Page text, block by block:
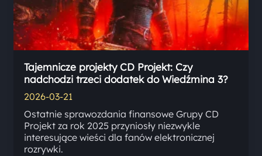
Tajemnicze projekty CD Projekt: Czy
nadchodzi trzeci dodatek do Wiedźmina 3?
2026-03-21
Ostatnie sprawozdania finansowe Grupy CD
Projekt za rok 2025 przyniosły niezwykle
interesujące wieści dla fanów elektronicznej
rozrywki.